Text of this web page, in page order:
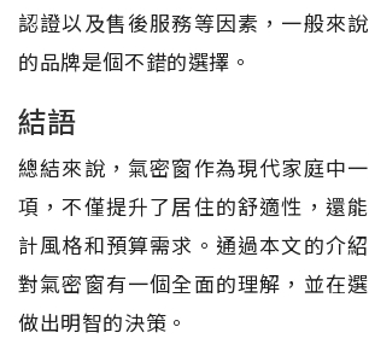
認證以及售後服務等因素，一般來
的品牌是個不錯的選擇。
結語
總結來說，氣密窗作為現代家庭中
項，不僅提升了居住的舒適性，還
計風格和預算需求。通過本文的介
對氣密窗有一個全面的理解，並在
做出明智的決策。